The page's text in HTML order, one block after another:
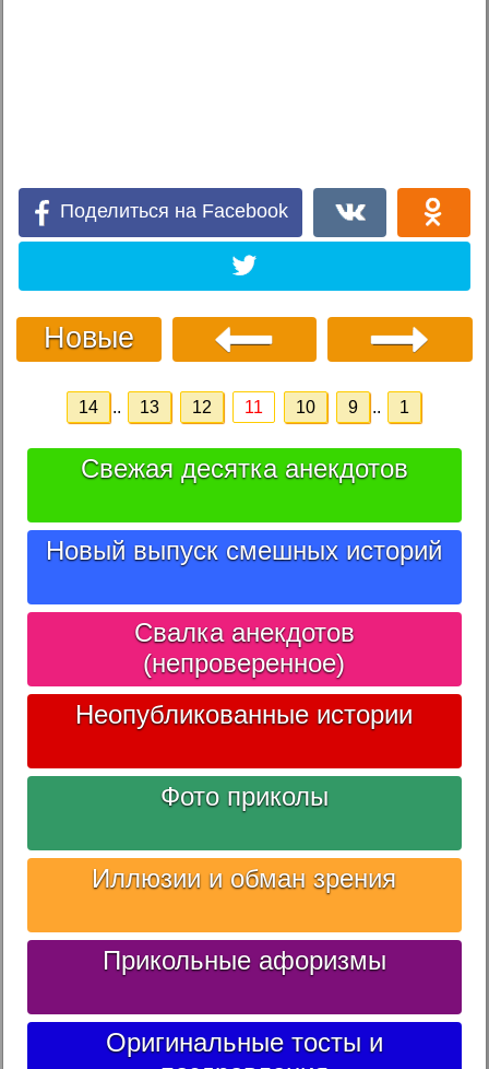
Поделиться на Facebook
Новые
14 .. 13 12 11 10 9 .. 1
Свежая десятка анекдотов
Новый выпуск смешных историй
Свалка анекдотов
(непроверенное)
Неопубликованные истории
Фото приколы
Иллюзии и обман зрения
Прикольные афоризмы
Оригинальные тосты и